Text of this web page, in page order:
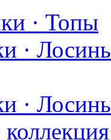
· Топы
·
·